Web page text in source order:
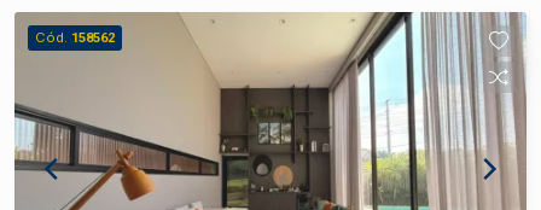
Excelente localização dentro do condomínio Ideal
para projetos residenciais modernos Condomínio
valorizado e com infraestrutura completa Uma
oportunidade única para investir ou morar com
conforto e exclusividade.
Cód. 158562